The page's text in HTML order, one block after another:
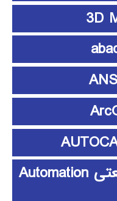
آموزش اتوماسیون صنعتی Automation